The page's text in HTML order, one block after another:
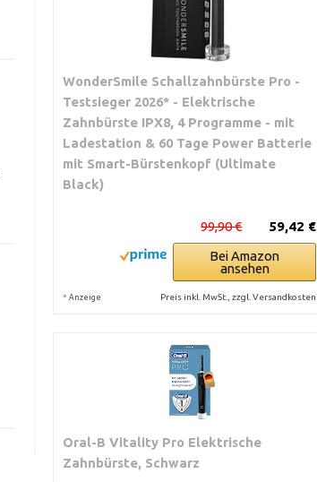
WonderSmile Schallzahnbürste Pro -
Testsieger 2026* - Elektrische
Zahnbürste IPX8, 4 Programme - mit
Ladestation & 60 Tage Power Batterie
mit Smart-Bürstenkopf (Ultimate
Black)
59,42 €
99,90 €
Bei Amazon
ansehen
* Anzeige Preis inkl. MwSt., zzgl. Versandkosten
Oral-B Vitality Pro Elektrische
Zahnbürste, Schwarz